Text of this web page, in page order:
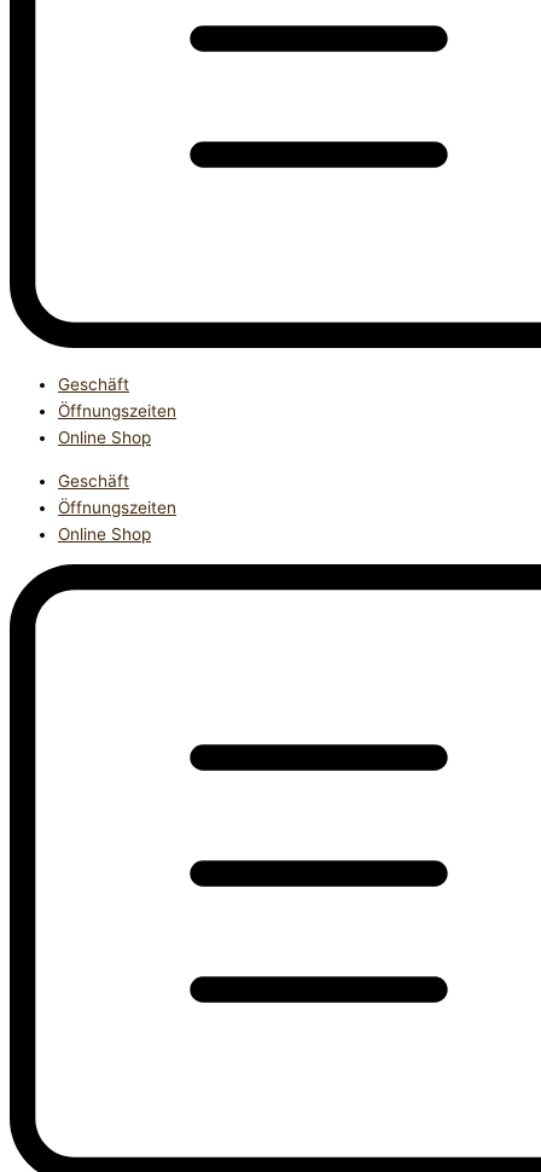
Geschäft
Öffnungszeiten
Online Shop
Geschäft
Öffnungszeiten
Online Shop